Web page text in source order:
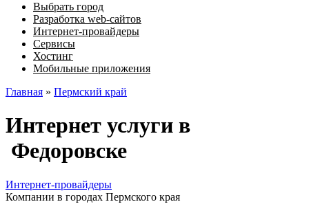
Выбрать город
Разработка web-сайтов
Интернет-провайдеры
Сервисы
Хостинг
Мобильные приложения
Главная » Пермский край
Интернет услуги в
Федоровске
Интернет-провайдеры
Компании в городах Пермского края